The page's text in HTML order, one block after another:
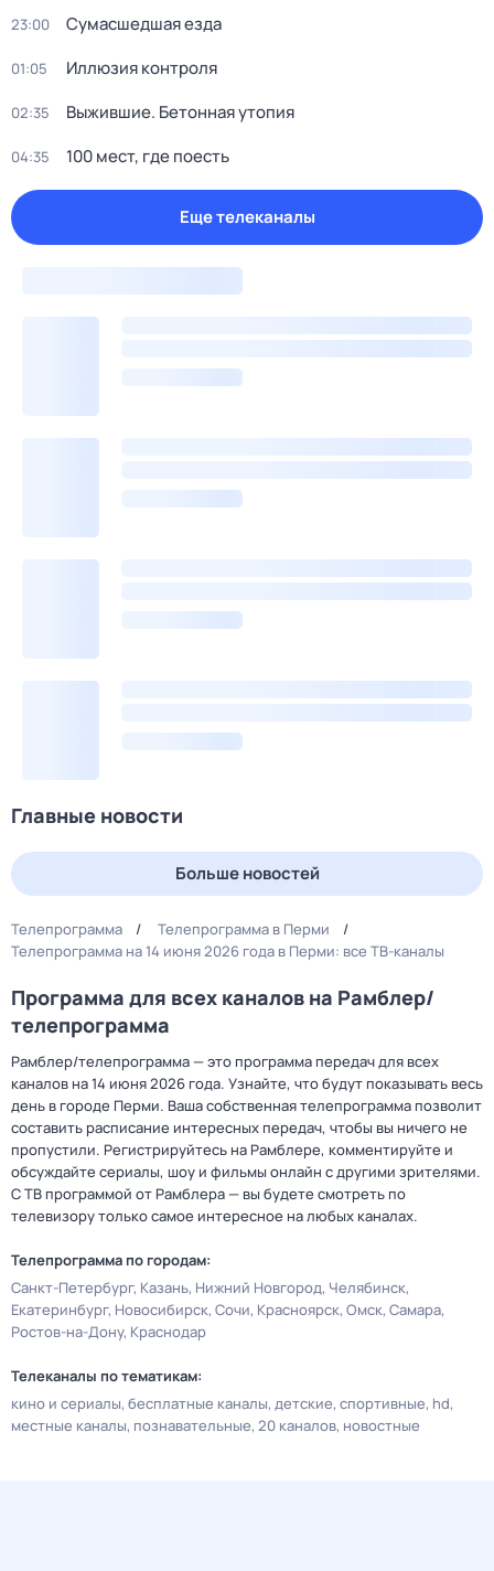
23:00 Сумасшедшая езда
01:05 Иллюзия контроля
02:35 Выжившие. Бетонная утопия
04:35 100 мест, где поесть
Еще телеканалы
Главные новости
Больше новостей
Телепрограмма
Телепрограмма в Перми
Телепрограмма на 14 июня 2026 года в Перми: все ТВ-каналы
Программа для всех каналов на Рамблер/
телепрограмма
Рамблер/телепрограмма — это программа передач для всех
каналов на 14 июня 2026 года. Узнайте, что будут показывать весь
день в городе Перми. Ваша собственная телепрограмма позволит
составить расписание интересных передач, чтобы вы ничего не
пропустили. Регистрируйтесь на Рамблере, комментируйте и
обсуждайте сериалы, шоу и фильмы онлайн с другими зрителями.
С ТВ программой от Рамблера — вы будете смотреть по
телевизору только самое интересное на любых каналах.
Телепрограмма по городам:
Санкт-Петербург Казань Нижний Новгород Челябинск
Екатеринбург Новосибирск Сочи Красноярск Омск Самара
Ростов-на-Дону Краснодар
Телеканалы по тематикам:
кино и сериалы бесплатные каналы детские спортивные hd
местные каналы познавательные 20 каналов новостные